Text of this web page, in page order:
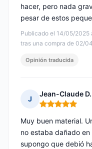
Publicado el 14/05/2025
tras una compra de 02/
hacer, pero nada
pesar de estos
Opinión traducida
J
Jean-Claude D.
Nota: 5 de 5
Muy buen material.
no estaba dañado
supongo que debió